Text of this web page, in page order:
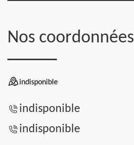
Nos coordonnées
indisponible
indisponible
indisponible